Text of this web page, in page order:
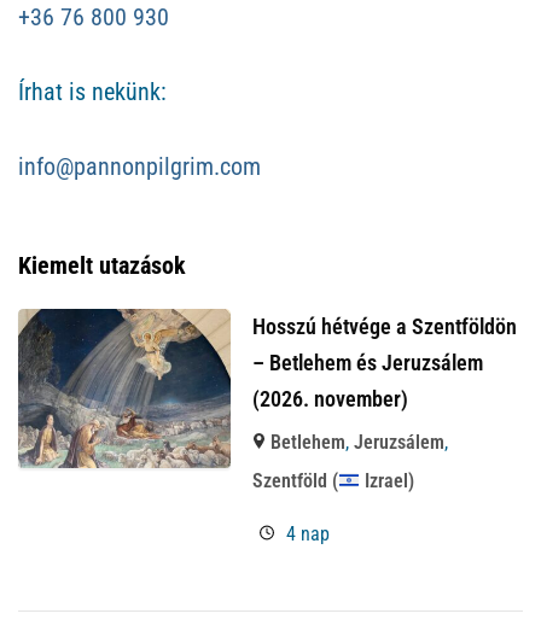
+36 76 800 930
Írhat is nekünk:
info@pannonpilgrim.com
Kiemelt utazások
Hosszú hétvége a Szentföldön
– Betlehem és Jeruzsálem
(2026. november)
Betlehem, Jeruzsálem,
Szentföld (
Izrael)
4 nap